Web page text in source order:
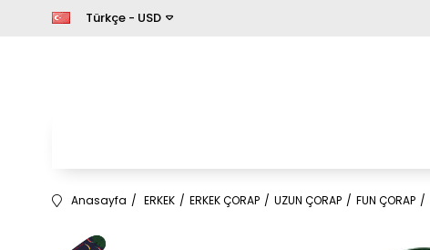
Türkçe - USD
Anasayfa ERKEK ERKEK ÇORAP UZUN ÇORAP FUN ÇORAP